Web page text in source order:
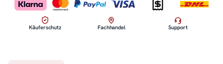
Käuferschutz Fachhandel Support